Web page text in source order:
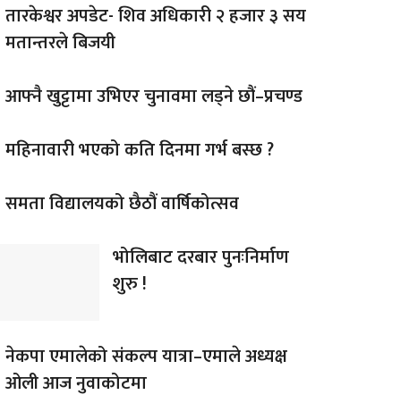
तारकेश्वर अपडेट- शिव अधिकारी २ हजार ३ सय
मतान्तरले बिजयी
आफ्नै खुट्टामा उभिएर चुनावमा लड्ने छौं–प्रचण्ड
महिनावारी भएको कति दिनमा गर्भ बस्छ ?
समता विद्यालयको छैठौं वार्षिकोत्सव
भोलिबाट दरबार पुनःनिर्माण
शुरु !
नेकपा एमालेको संकल्प यात्रा–एमाले अध्यक्ष
ओली आज नुवाकोटमा